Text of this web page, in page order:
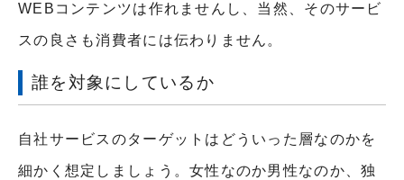
WEBコンテンツは作れませんし、当然、そのサービ
スの良さも消費者には伝わりません。
誰を対象にしているか
自社サービスのターゲットはどういった層なのかを
細かく想定しましょう。女性なのか男性なのか、独